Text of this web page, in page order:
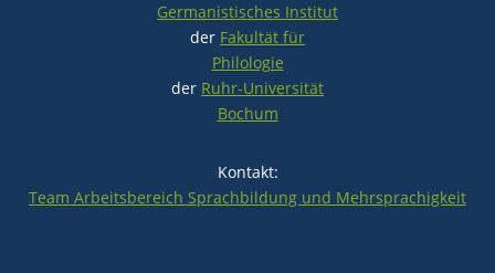
Germanistisches Institut
der Fakultät für
Philologie
der Ruhr-Universität
Bochum
Kontakt:
Team Arbeitsbereich Sprachbildung und Mehrsprachigkeit